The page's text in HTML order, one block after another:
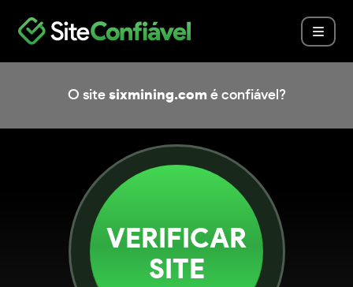
O site sixmining.com é confiável?
VERIFICAR
SITE